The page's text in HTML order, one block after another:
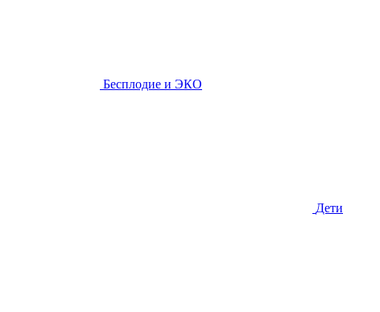
Бесплодие и ЭКО
Дети